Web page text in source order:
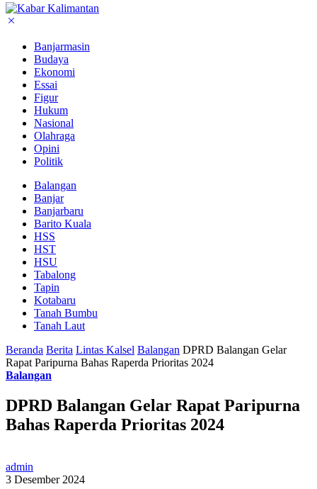
Banjarmasin
Budaya
Ekonomi
Essai
Figur
Hukum
Nasional
Olahraga
Opini
Politik
Balangan
Banjar
Banjarbaru
Barito Kuala
HSS
HST
HSU
Tabalong
Tapin
Kotabaru
Tanah Bumbu
Tanah Laut
Beranda Berita Lintas Kalsel Balangan DPRD Balangan Gelar
Rapat Paripurna Bahas Raperda Prioritas 2024
Balangan
DPRD Balangan Gelar Rapat Paripurna
Bahas Raperda Prioritas 2024
admin
3 Desember 2024